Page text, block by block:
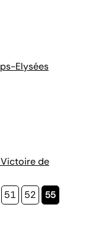
Elysées
de
Page
51 Page
52
Page
55